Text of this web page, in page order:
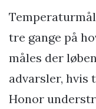
tre gange på
måles der
advarsler, hvis
Honor